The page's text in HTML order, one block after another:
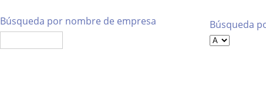
Búsqueda por nombre de empresa Búsqueda